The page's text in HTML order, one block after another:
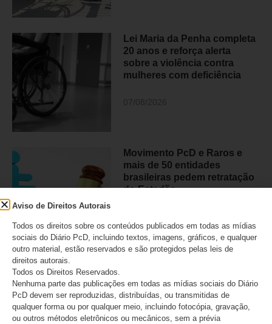
Lei Maria da Penha completa
20 anos e reforça alerta
sobre a violência contra
mulheres com deficiência
Movimento PcD e Raros e
mais de 50 entidades
brasileiras pedem retratação
do Estadão
CATEGORIAS
Acessibilidade
Aviso de Direitos Autorais
Todos os direitos sobre os conteúdos publicados em todas as mídias
sociais do Diário PcD, incluindo textos, imagens, gráficos, e qualquer
outro material, estão reservados e são protegidos pelas leis de
direitos autorais.
Todos os Direitos Reservados.
Nenhuma parte das publicações em todas as mídias sociais do Diário
PcD devem ser reproduzidas, distribuídas, ou transmitidas de
qualquer forma ou por qualquer meio, incluindo fotocópia, gravação,
ou outros métodos eletrônicos ou mecânicos, sem a prévia